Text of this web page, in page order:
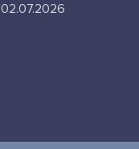
02.07.2026